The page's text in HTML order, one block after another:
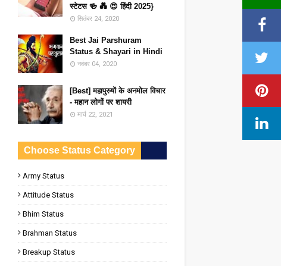
स्टेटस 🍻 💑 😍 हिंदी 2025}
सितंबर 24, 2020
Best Jai Parshuram
Status & Shayari in Hindi
नवंबर 04, 2020
[Best] महापुरुषों के अनमोल विचार
- महान लोगों पर शायरी
मार्च 22, 2021
Choose Status Category
Army Status
Attitude Status
Bhim Status
Brahman Status
Breakup Status